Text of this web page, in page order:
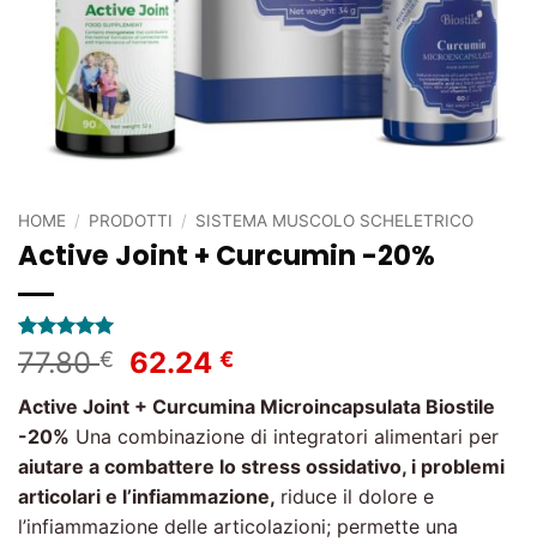
HOME / PRODOTTI / SISTEMA MUSCOLO SCHELETRICO
Active Joint + Curcumin -20%
Valutato
su 5 su
2
recensioni
77.80€
Il
originale
era:
77.80 €.
62.24€Il
prezzo
attuale
è:
62.24 €.
Active Joint + Curcumina Microincapsulata Biostile
-20% Una combinazione di integratori alimentari per
aiutare a combattere lo stress ossidativo, i problemi
articolari e l’infiammazione, riduce il dolore e
l’infiammazione delle articolazioni; permette una